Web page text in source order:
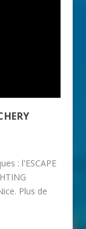
: l'ESCAPE
Plus de